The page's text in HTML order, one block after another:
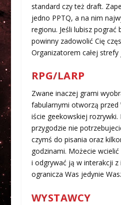
standard czy też draft.
jedno PPTQ, a na nim
regionu. Jeśli lubisz
powinny zadowolić Cię
Organizatorem całej
RPG/LARP
Zwane inaczej grami
fabularnymi otworzą przed
iście geekowskiej rozrywki.
przygodzie nie
czymś do pisania oraz
godzinami. Możecie
i odgrywać ją w interakcji z
ogranicza Was jedynie
WYSTAWCY